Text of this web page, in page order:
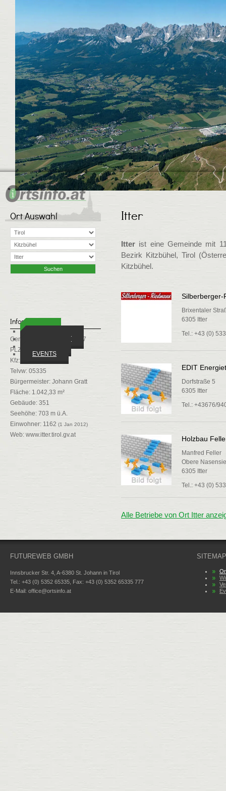
WIRTSCHAFT
EVENTS
Ort Auswahl
Infos
Gemeindekennziffer: 70407
PLZ: 6305
Kfz: KB
Telvw: 05335
Bürgermeister: Johann Gratt
Fläche: 1.042,33 m²
Gebäude: 351
Seehöhe: 703 m ü.A.
Einwohner: 1162 (1 Jan 2012)
Web: www.itter.tirol.gv.at
Itter
Itter ist eine Gemeinde mit
Bezirk Kitzbühel, Tirol
Kitzbühel.
Silberberger-
Brixentaler
6305 Itter
Tel.: +43 (0)
EDIT
Dorfstraße 5
6305 Itter
Tel.: +43676/
Holzbau
Manfred Feller
Obere
6305 Itter
Tel.: +43 (0)
Alle Betriebe von Ort Itter
FUTUREWEB GMBH
Innsbrucker Str. 4, A-6380 St. Johann in Tirol
Tel.: +43 (0) 5352 65335, Fax: +43 (0) 5352 65335 777
E-Mail: office@ortsinfo.at
SITEMAP